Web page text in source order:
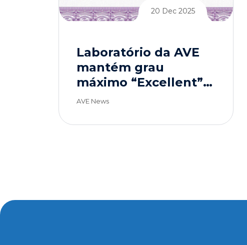
20 Dec 2025
Laboratório da AVE
mantém grau
máximo “Excellent”
em ensaio
internacional.
AVE News